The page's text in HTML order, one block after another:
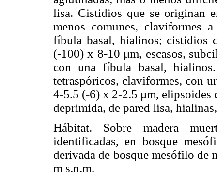
lisa. Cistidios que se originan
menos comunes, claviformes
fíbula basal, hialinos; cistidios
(-100) x 8-10 μm, escasos,
con una fíbula basal,
tetraspóricos, claviformes, con
4-5.5 (-6) x 2-2.5 μm, elipsoides
deprimida, de pared lisa,
Hábitat. Sobre madera
identificadas, en bosque
derivada de bosque mesófilo de
m s.n.m.